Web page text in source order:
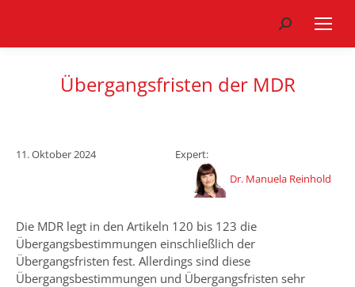
Search:
Übergangsfristen der MDR
11. Oktober 2024
Expert:
Dr. Manuela Reinhold
Die MDR legt in den Artikeln 120 bis 123 die
Übergangsbestimmungen einschließlich der
Übergangsfristen fest. Allerdings sind diese
Übergangsbestimmungen und Übergangsfristen sehr